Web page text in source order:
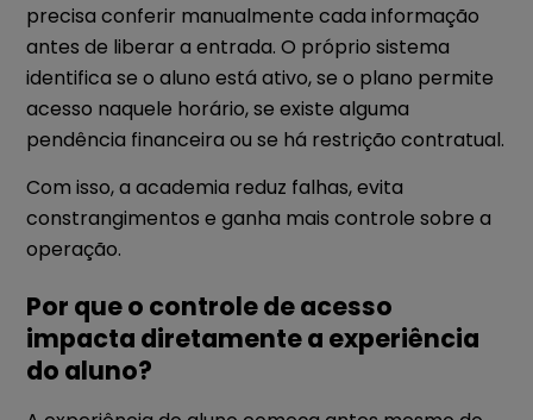
precisa conferir manualmente cada informação
antes de liberar a entrada. O próprio sistema
identifica se o aluno está ativo, se o plano permite
acesso naquele horário, se existe alguma
pendência financeira ou se há restrição contratual.
Com isso, a academia reduz falhas, evita
constrangimentos e ganha mais controle sobre a
operação.
Por que o controle de acesso
impacta diretamente a experiência
do aluno?